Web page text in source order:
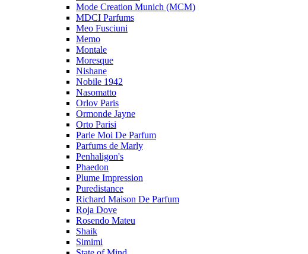
Mode Creation Munich (MCM)
MDCI Parfums
Meo Fusciuni
Memo
Montale
Moresque
Nishane
Nobile 1942
Nasomatto
Orlov Paris
Ormonde Jayne
Orto Parisi
Parle Moi De Parfum
Parfums de Marly
Penhaligon's
Phaedon
Plume Impression
Puredistance
Richard Maison De Parfum
Roja Dove
Rosendo Mateu
Shaik
Simimi